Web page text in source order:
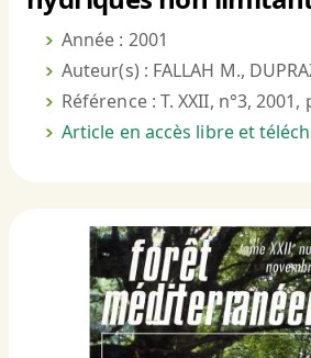
Année : 2001
Auteur(s) : FALLAH M.,
Référence : T. XXII, n°3, 2001,
Article en accès libre et